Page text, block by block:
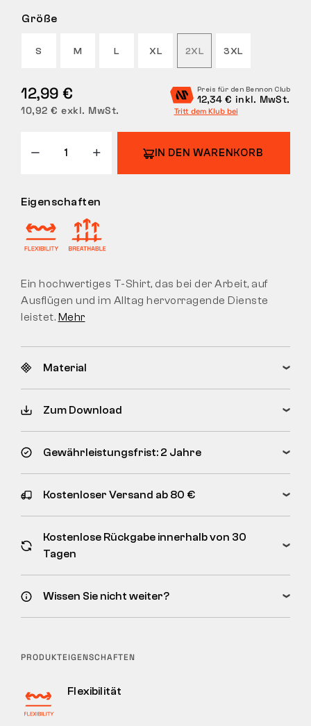
RÜCKGABE
Größe
S M L XL 2XL 3XL
12,99 €
10,92 € exkl. MwSt.
Preis für den Bennon Club
12,34 € inkl. MwSt.
Tritt dem Klub bei
IN DEN WARENKORB
Eigenschaften
Ein hochwertiges T-Shirt, das bei der Arbeit, auf
Ausflügen und im Alltag hervorragende Dienste
leistet. Mehr
Material
Zum Download
Gewährleistungsfrist: 2 Jahre
Kostenloser Versand ab 80 €
Kostenlose Rückgabe innerhalb von 30
Tagen
Wissen Sie nicht weiter?
PRODUKTEIGENSCHAFTEN
Flexibilität